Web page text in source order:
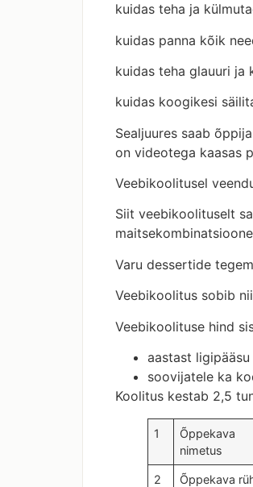
kuidas teha ja
kuidas panna kõik
kuidas teha glauuri ja
kuidas koogikesi
Sealjuures saab
on videotega kaasas
Veebikoolitusel
Siit veebikoolituselt
Varu dessertide
Veebikoolitus sobib
Veebikoolituse hind
aastast
soovijatele ka
Koolitus kestab 2,5
1
Õppekava
nimetus
2 Õppekava